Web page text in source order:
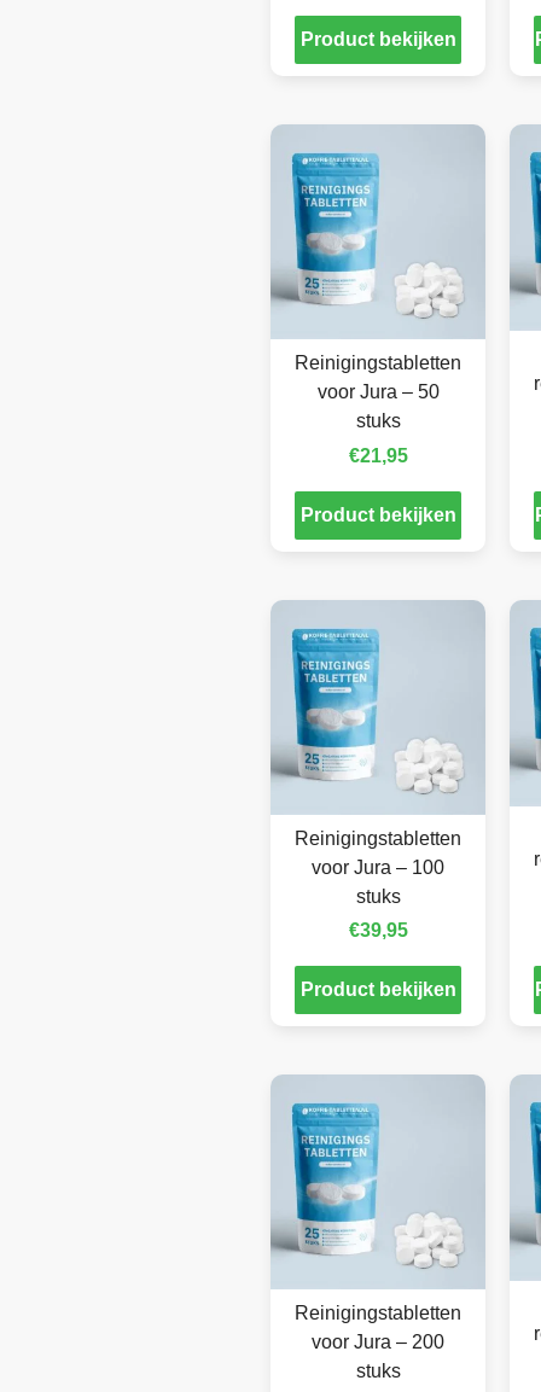
Product bekijken
Reinigingstabletten
voor Jura – 50
stuks
€21,95
Product bekijken
Reinigingstabletten
voor Jura – 100
stuks
€39,95
Product bekijken
Reinigingstabletten
voor Jura – 200
stuks